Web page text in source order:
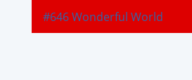
#646 Wonderful World